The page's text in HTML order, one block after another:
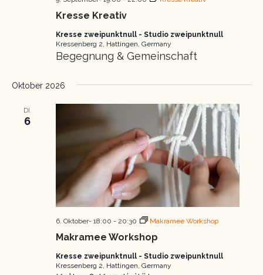
Kresse Kreativ
Kresse zweipunktnull - Studio zweipunktnull
Kressenberg 2, Hattingen, Germany
Begegnung & Gemeinschaft
Oktober 2026
DI.
6
Makramee Workshop
6. Oktober- 18:00 - 20:30 Makramee Workshop
Kresse zweipunktnull - Studio zweipunktnull
Kressenberg 2, Hattingen, Germany